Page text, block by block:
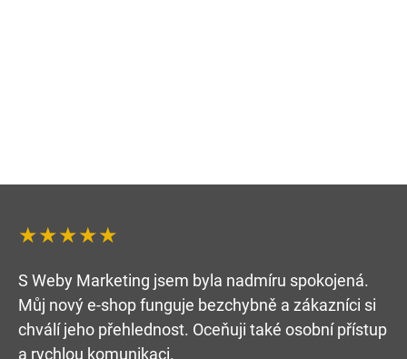
★★★★★
S Weby Marketing jsem byla nadmíru spokojená.
Můj nový e-shop funguje bezchybně a zákazníci si
chválí jeho přehlednost. Oceňuji také osobní přístup
a rychlou komunikaci.